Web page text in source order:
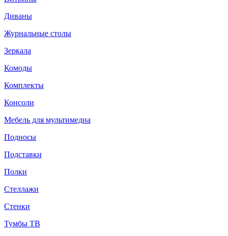
Диваны
Журнальные столы
Зеркала
Комоды
Комплекты
Консоли
Мебель для мультимедиа
Подносы
Подставки
Полки
Стеллажи
Стенки
Тумбы ТВ